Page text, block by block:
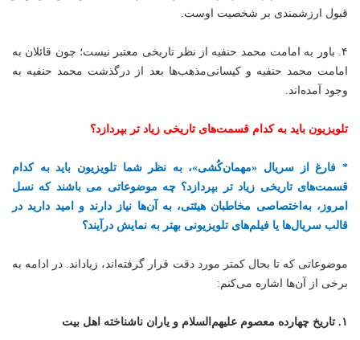
قبول ارزشمندی بر شخصیت اوست.
۴. باور به امامت محمد حنفیه از نظر تاریخی معتبر نیست؛ چون قائلان به
امامت محمد حنفیه و کیسانی‌مذهب‌ها بعد از درگذشت محمد حنفیه به
وجود آمده‌اند.
تلویزیون باید به کدام قسمت‌های تاریخی زیاد تر بپردازد؟
* فارغ از سریال «مهمان‌کُشی»، به نظر شما تلویزیون باید به کدام
قسمت‌های تاریخی زیاد تر بپردازد؟ چه موضوعاتی می باشند که نسل
امروز، به‌اختصاصی مخاطبان هیئتی، به آن‌ها نیاز دارند و امید دارید در
قالب سریال‌ها یا فیلم‌های تلویزیونی بهتر به نمایش درآیند؟
موضوعاتی که تا بحال کمتر مورد دقت قرار گرفته‌اند، زیاد‌اند. در ادامه به
برخی از آن‌ها اشاره می‌کنم:
۱. تاریخ چهارده معصوم علیهم‌السلام و یاران ناشناخته اهل بیت